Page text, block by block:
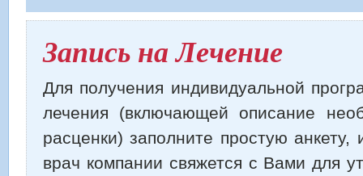
Запись на Лечение
Для получения индивидуальной
лечения (включающей описание
расценки) заполните простую анкету,
врач компании свяжется с Вами для